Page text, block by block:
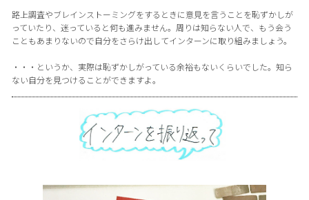
路上調査やブレインストーミングをするときに意見を言うことを恥ずかしが
っていたり、迷っていると何も進みません。周りは知らない人で、もう会う
こともあまりないので自分をさらけ出してインターンに取り組みましょう。
・・・というか、実際は恥ずかしがっている余裕もないくらいでした。知ら
ない自分を見つけることができますよ。